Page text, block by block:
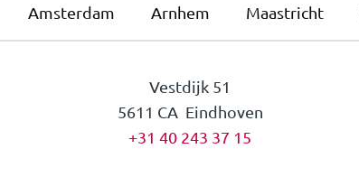
Amsterdam Arnhem Maastricht
Vestdijk 51
5611 CA Eindhoven
+31 40 243 37 15